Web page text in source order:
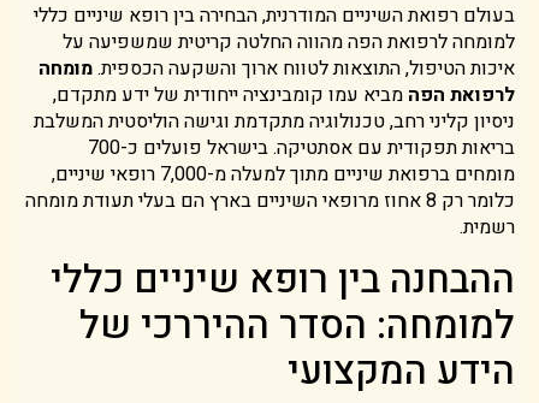
בעולם רפואת השיניים המודרנית, הבחירה בין רופא שיניים כללי
למומחה לרפואת הפה מהווה החלטה קריטית שמשפיעה על
איכות הטיפול, התוצאות לטווח ארוך והשקעה הכספית.מומחה
לרפואת הפה מביא עמו קומבינציה ייחודית של ידע מתקדם,
ניסיון קליני רחב, טכנולוגיה מתקדמת וגישה הוליסטית המשלבת
בריאות תפקודית עם אסתטיקה. בישראל פועלים כ-700
מומחים ברפואת שיניים מתוך למעלה מ-7,000 רופאי שיניים,
כלומר רק 8 אחוז מרופאי השיניים בארץ הם בעלי תעודת מומחה
רשמית.
ההבחנה בין רופא שיניים כללי
למומחה: הסדר ההיררכי של
הידע המקצועי